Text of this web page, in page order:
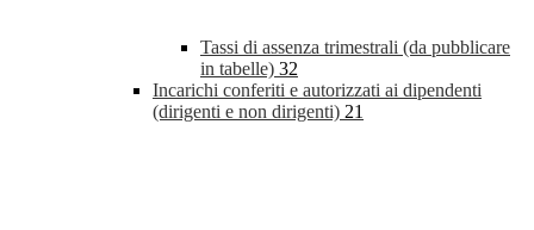
Tassi di assenza trimestrali (da pubblicare
in tabelle) 32
Incarichi conferiti e autorizzati ai dipendenti
(dirigenti e non dirigenti) 21